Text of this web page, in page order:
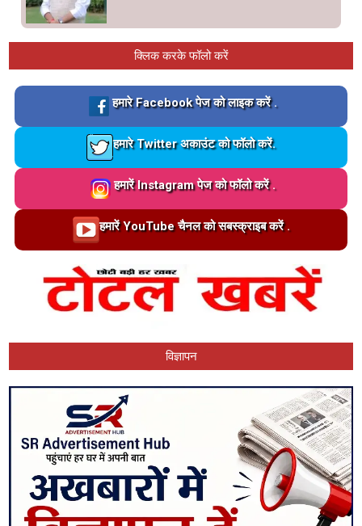
क्लिक करके फॉलो करें
Loading…
हमारे Facebook पेज को लाइक करें .
Loading…
हमारे Twitter अकाउंट को फॉलो करें.
Loading…
हमारें Instagram पेज को फॉलो करें .
Loading…हमारें YouTube चैनल को सबस्क्राइब करें .
विज्ञापन